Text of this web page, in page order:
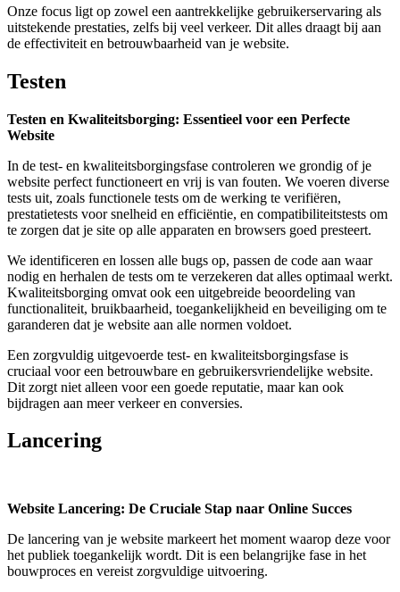
Onze focus ligt op zowel een aantrekkelijke gebruikerservaring als
uitstekende prestaties, zelfs bij veel verkeer. Dit alles draagt bij aan
de effectiviteit en betrouwbaarheid van je website.
Testen
Testen en Kwaliteitsborging: Essentieel voor een Perfecte
Website
In de test- en kwaliteitsborgingsfase controleren we grondig of je
website perfect functioneert en vrij is van fouten. We voeren diverse
tests uit, zoals functionele tests om de werking te verifiëren,
prestatietests voor snelheid en efficiëntie, en compatibiliteitstests om
te zorgen dat je site op alle apparaten en browsers goed presteert.
We identificeren en lossen alle bugs op, passen de code aan waar
nodig en herhalen de tests om te verzekeren dat alles optimaal werkt.
Kwaliteitsborging omvat ook een uitgebreide beoordeling van
functionaliteit, bruikbaarheid, toegankelijkheid en beveiliging om te
garanderen dat je website aan alle normen voldoet.
Een zorgvuldig uitgevoerde test- en kwaliteitsborgingsfase is
cruciaal voor een betrouwbare en gebruikersvriendelijke website.
Dit zorgt niet alleen voor een goede reputatie, maar kan ook
bijdragen aan meer verkeer en conversies.
Lancering
Website Lancering: De Cruciale Stap naar Online Succes
De lancering van je website markeert het moment waarop deze voor
het publiek toegankelijk wordt. Dit is een belangrijke fase in het
bouwproces en vereist zorgvuldige uitvoering.